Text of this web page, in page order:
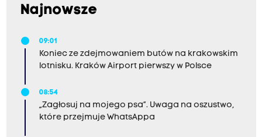
Najnowsze
09:01
Koniec ze zdejmowaniem butów na krakowskim
lotnisku. Kraków Airport pierwszy w Polsce
08:54
„Zagłosuj na mojego psa”. Uwaga na oszustwo,
które przejmuje WhatsAppa